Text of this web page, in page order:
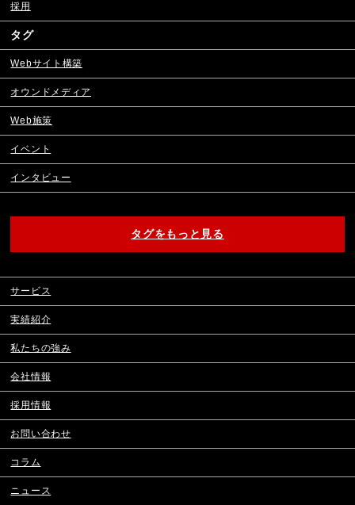
採用
タグ
Webサイト構築
オウンドメディア
Web施策
イベント
インタビュー
タグをもっと見る
サービス
実績紹介
私たちの強み
会社情報
採用情報
お問い合わせ
コラム
ニュース